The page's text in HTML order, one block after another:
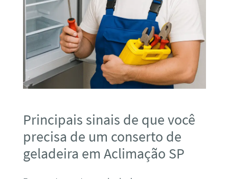
Principais sinais de que você
precisa de um conserto de
geladeira em Aclimação SP